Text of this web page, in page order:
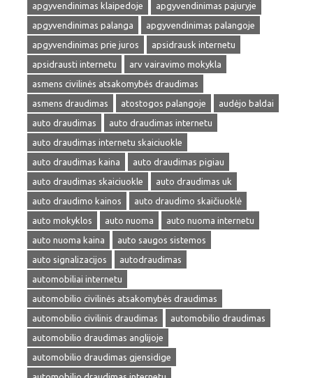
apgyvendinimas klaipedoje
apgyvendinimas pajuryje
apgyvendinimas palanga
apgyvendinimas palangoje
apgyvendinimas prie juros
apsidrausk internetu
apsidrausti internetu
arv vairavimo mokykla
asmens civilinės atsakomybės draudimas
asmens draudimas
atostogos palangoje
audėjo baldai
auto draudimas
auto draudimas internetu
auto draudimas internetu skaiciuokle
auto draudimas kaina
auto draudimas pigiau
auto draudimas skaiciuokle
auto draudimas uk
auto draudimo kainos
auto draudimo skaičiuoklė
auto mokyklos
auto nuoma
auto nuoma internetu
auto nuoma kaina
auto saugos sistemos
auto signalizacijos
autodraudimas
automobiliai internetu
automobilio civilinės atsakomybės draudimas
automobilio civilinis draudimas
automobilio draudimas
automobilio draudimas anglijoje
automobilio draudimas gjensidige